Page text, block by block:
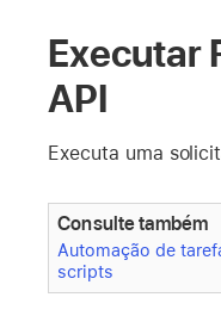
Executar
API
Executa uma
Consulte também
Automação de
scripts